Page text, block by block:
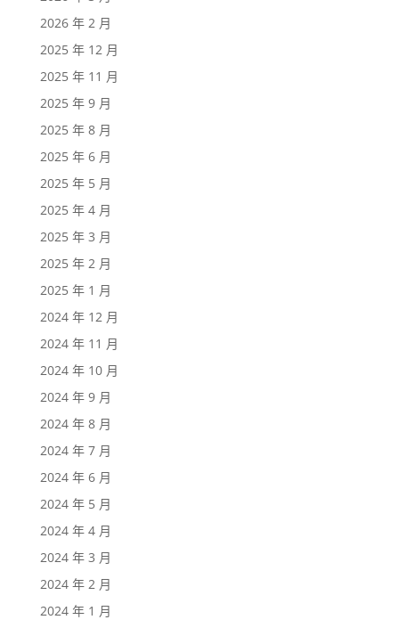
2026 年 2 月
2025 年 12 月
2025 年 11 月
2025 年 9 月
2025 年 8 月
2025 年 6 月
2025 年 5 月
2025 年 4 月
2025 年 3 月
2025 年 2 月
2025 年 1 月
2024 年 12 月
2024 年 11 月
2024 年 10 月
2024 年 9 月
2024 年 8 月
2024 年 7 月
2024 年 6 月
2024 年 5 月
2024 年 4 月
2024 年 3 月
2024 年 2 月
2024 年 1 月